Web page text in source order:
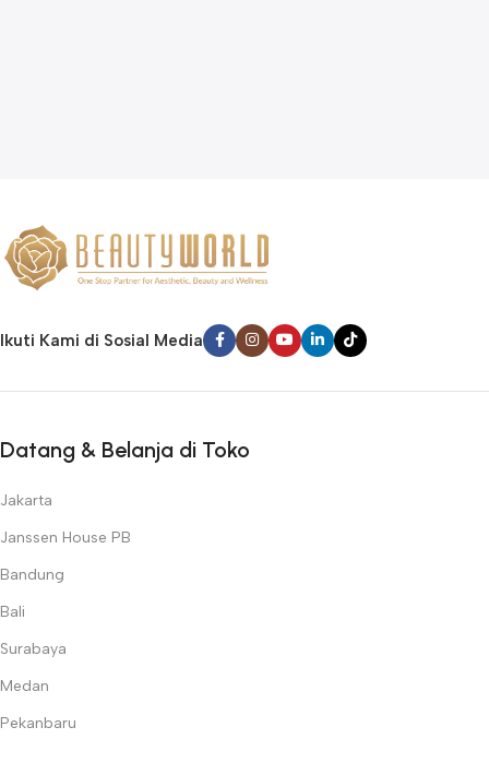
Ikuti Kami di Sosial Media
Datang & Belanja di Toko
Jakarta
Janssen House PB
Bandung
Bali
Surabaya
Medan
Pekanbaru